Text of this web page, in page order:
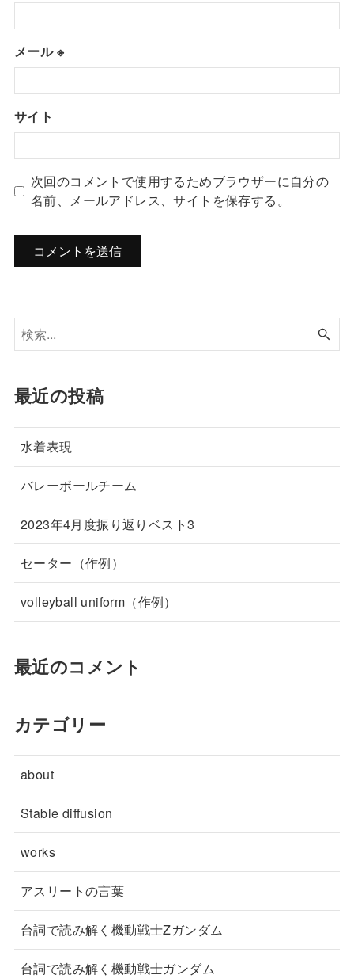
メール※
サイト
次回のコメントで使用するためブラウザーに自分の
名前、メールアドレス、サイトを保存する。
最近の投稿
水着表現
バレーボールチーム
2023年4月度振り返りベスト3
セーター（作例）
volleyball uniform（作例）
最近のコメント
カテゴリー
about
Stable diffusion
works
アスリートの言葉
台詞で読み解く機動戦士Zガンダム
台詞で読み解く機動戦士ガンダム